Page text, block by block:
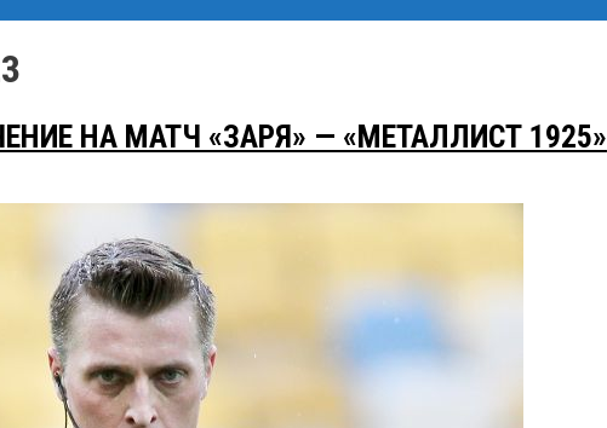
НА МАТЧ «ЗАРЯ» — «МЕТАЛЛИСТ 1925»